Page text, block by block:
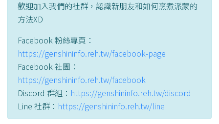
歡迎加入我們的社群，認識新朋友和如何烹煮派蒙的
方法XD
Facebook 粉絲專頁：
https://genshininfo.reh.tw/facebook-page
Facebook 社團：
https://genshininfo.reh.tw/facebook
Discord 群組： https://genshininfo.reh.tw/discord
Line 社群： https://genshininfo.reh.tw/line